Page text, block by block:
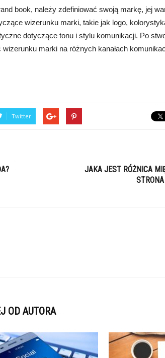
book, należy zdefiniować swoją markę, jej
wizerunku marki, takie jak logo,
dotyczące tonu i stylu komunikacji. Po
marki na różnych kanałach
Twitter
JAKA JEST RÓŻNICA
OD AUTORA